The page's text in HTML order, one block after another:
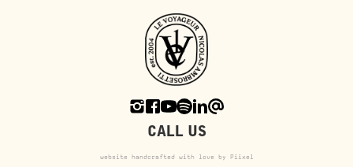
CALL US
website handcrafted with love by Piixel